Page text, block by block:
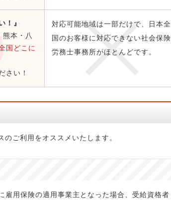
！』
熊本・八
国どこに
さい！
対応可能地域は一部だけで、日本全
国のお客様に対応できない社会保険
労務士事務所がほとんどです。
ご利用をオススメいたします。
雇用保険の適用事業主となった場合、受給資格者